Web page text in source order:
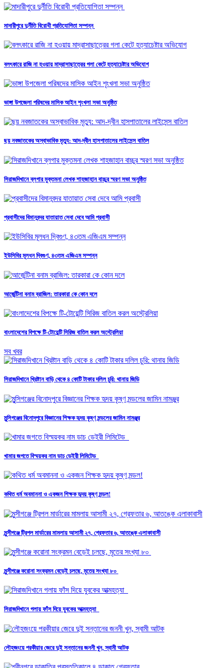
মাদারীপুরে দুর্নীতি বিরোধী প্রতিযোগিতা সম্পন্ন
বলৎকারে রাজি না হওয়ায় মাদ্রাসাছাত্রের গলা কেটে হত্যাচেষ্টার অভিযোগ
ভাঙ্গা উপজেলা পরিষদের মাসিক আইন শৃংখলা সভা অনুষ্ঠিত
ছয় নবজাতকের অস্বাভাবিক মৃত্যু: আদ-দ্বীন হাসপাতালের লাইসেন্স বাতিল
সিরাজদিখানে ব্লগার মুক্তমনা লেখক শাহজাহান বাচ্চুর স্মরণ সভা অনুষ্ঠিত
প্রবাসীদের বিমানবন্দর যাতায়াত সেবা দেবে আমি প্রবাসী
ইউসিবির মূলধন দ্বিগুণ, ৪৩তম এজিএম সম্পন্ন
আর্জেন্টিনা বনাম ব্রাজিল: তারকারা কে কোন দলে
বাংলাদেশের বিপক্ষে টি-টোয়েন্টি সিরিজ বাতিল করল অস্ট্রেলিয়া
সব খবর
সিরাজদিখানে খ্রিষ্টান বাড়ি থেকে ৪ কোটি টাকার দলিল চুরি: থানায় জিডি
মুন্সিগঞ্জের বিনোদপুরে বিজ্ঞানের শিক্ষক হৃদয় কৃষ্ণ মন্ডলের জামিন নামঞ্জুর
খামার জগতে বিস্ময়কর নাম ডাচ ডেইরী লিমিটেড
কথিত ধর্ম অবমাননা ও একজন শিক্ষক হৃদয় কৃষ্ণ মন্ডল!
মুন্সীগঞ্জে ট্রিপল মার্ডারের মামলায় আসামী ২৭, গ্রেফতার ৬, আতঙ্কে এলাকাবাসী
মুন্সীগঞ্জে করোনা সংক্রমন বেড়েই চলছে, মৃতের সংখ্যা ৮০
সিরাজদিখানে গলায় ফাঁস দিয়ে যুবকের আত্মহত্যা
লৌহজংয়ে পরকীয়ার জেরে দুই সন্তানের জননী খুন, স্বামী আটক